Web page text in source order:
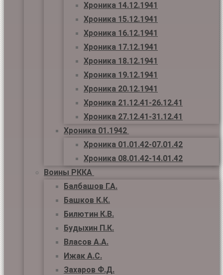
Хроника 14.12.1941
Хроника 15.12.1941
Хроника 16.12.1941
Хроника 17.12.1941
Хроника 18.12.1941
Хроника 19.12.1941
Хроника 20.12.1941
Хроника 21.12.41-26.12.41
Хроника 27.12.41-31.12.41
Хроника 01.1942
Хроника 01.01.42-07.01.42
Хроника 08.01.42-14.01.42
Воины РККА
Балбашов Г.А.
Башков К.К.
Билютин К.В.
Будыхин П.К.
Власов А.А.
Ижак А.С.
Захаров Ф.Д.